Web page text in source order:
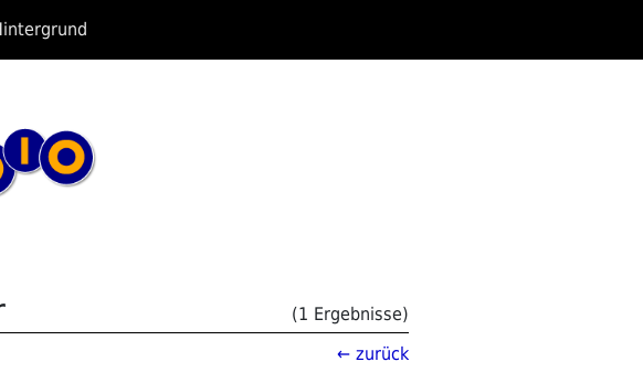
(1 Ergebnisse)
← zurück